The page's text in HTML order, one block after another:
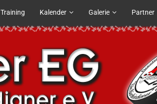
Training Kalender Galerie Partner